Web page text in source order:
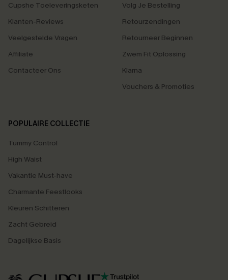
Cupshe Toeleveringsketen
Klanten-Reviews
Veelgestelde Vragen
Affiliate
Contacteer Ons
Volg Je Bestelling
Retourzendingen
Retourneer Beginnen
Zwem Fit Oplossing
Klarna
Vouchers & Promoties
POPULAIRE COLLECTIE
Tummy Control
High Waist
Vakantie Must-have
Charmante Feestlooks
Kleuren Schitteren
Zacht Gebreid
Dagelijkse Basis